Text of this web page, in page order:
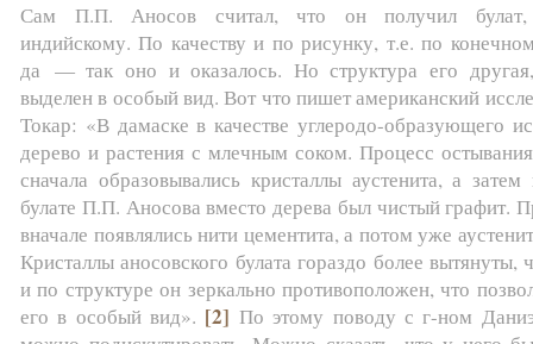
Сам П.П. Аносов считал, что он получил булат,
индийскому. По качеству и по рисунку, т.е. по
да — так оно и оказалось. Но структура его
выделен в особый вид. Вот что пишет американский
Токар: «В дамаске в качестве углеродо-образующего
дерево и растения с млечным соком. Процесс
сначала образовывались кристаллы аустенита, а
булате П.П. Аносова вместо дерева был чистый графит.
вначале появлялись нити цементита, а потом уже
Кристаллы аносовского булата гораздо более вытянуты,
и по структуре он зеркально противоположен, что
его в особый вид». [2] По этому поводу с г-ном